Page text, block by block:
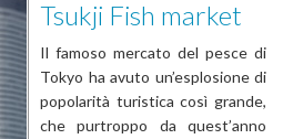
Tsukji Fish market
Il famoso mercato del pesce di
Tokyo ha avuto un’esplosione di
popolarità turistica così grande,
che purtroppo da quest’anno